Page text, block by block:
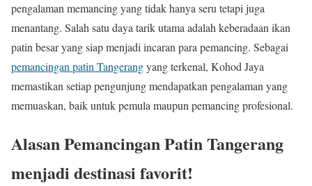
pengalaman memancing yang tidak hanya seru tetapi juga
menantang. Salah satu daya tarik utama adalah keberadaan ikan
patin besar yang siap menjadi incaran para pemancing. Sebagai
pemancingan patin Tangerangyang terkenal, Kohod Jaya
memastikan setiap pengunjung mendapatkan pengalaman yang
memuaskan, baik untuk pemula maupun pemancing profesional.
Alasan Pemancingan Patin Tangerang
menjadi destinasi favorit!